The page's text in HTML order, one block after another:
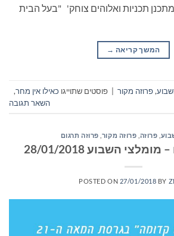
תכניות ואלוהים צוחק' "בעל הבית
המשך קריאה →
,פרוזה מקור | פוסטים שתוייגו כאילו אין מחר,
השאר תגובה
פרוזה פרוזה מקור פרוזה תרגום
השבוע 28/01/2018
POSTED ON 27/01/2018 BY